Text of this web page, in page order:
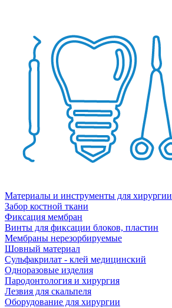
Материалы и инструменты для хирургии
Забор костной ткани
Фиксация мембран
Винты для фиксации блоков, пластин
Мембраны нерезорбируемые
Шовный материал
Сульфакрилат - клей медицинский
Одноразовые изделия
Пародонтология и хирургия
Лезвия для скальпеля
Оборудование для хирургии